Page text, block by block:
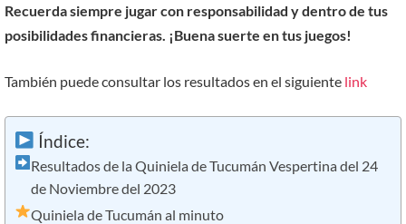
Recuerda siempre jugar con responsabilidad y dentro de tus
posibilidades financieras. ¡Buena suerte en tus juegos!
También puede consultar los resultados en el siguiente link
Índice:
Resultados de la Quiniela de Tucumán Vespertina del 24
de Noviembre del 2023
Quiniela de Tucumán al minuto